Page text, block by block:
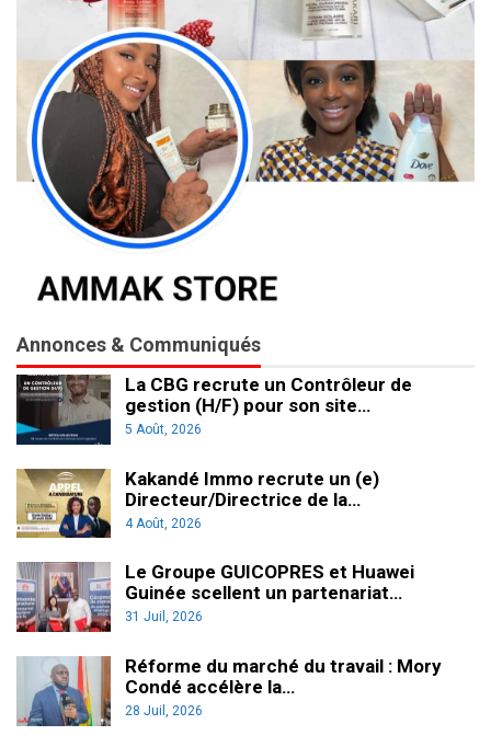
Annonces & Communiqués
La CBG recrute un Contrôleur de
gestion (H/F) pour son site…
5 Août, 2026
Kakandé Immo recrute un (e)
Directeur/Directrice de la…
4 Août, 2026
Le Groupe GUICOPRES et Huawei
Guinée scellent un partenariat…
31 Juil, 2026
Réforme du marché du travail : Mory
Condé accélère la…
28 Juil, 2026